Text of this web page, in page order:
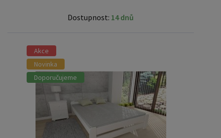
Dostupnost: 14 dnů
Akce
Novinka
Doporučujeme